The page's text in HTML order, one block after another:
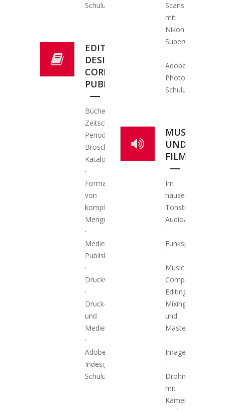
Schulungen
EDITORIAL
DESIGN,
CORPORATE
PUBLISHING
Bücher,
Zeitschriften,
Periodika,
Broschüren,
Kataloge
·
Formatierung
von
komplexen
Mengentexten
·
Medienneutrales
Publishing
·
Druckvorstufe
·
Druck-
und
Medienservice
·
Adobe-
Indesign-
Schulungen
Scans
mit
Nikon
SuperCoolscan
·
Adobe-
Photoshop-
Schulungen
MUSIK
UND
FILM
Im
hauseigenen
Tonstudio:
Audioaufnahmen
·
Funkspots
·
Music-
Composing;
Editing,
Mixing
und
Mastering
·
Imagefilme
·
Drohnenflüge
mit
Kamera